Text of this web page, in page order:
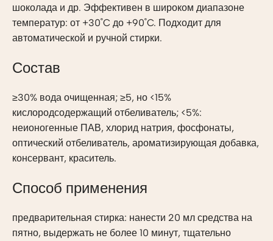
шоколада и др. Эффективен в широком диапазоне
температур: от +30˚C до +90˚C. Подходит для
автоматической и ручной стирки.
Состав
≥30% вода очищенная; ≥5, но <15%
кислородсодержащий отбеливатель; <5%:
неионогенные ПАВ, хлорид натрия, фосфонаты,
оптический отбеливатель, ароматизирующая добавка,
консервант, краситель.
Способ применения
предварительная стирка: нанести 20 мл средства на
пятно, выдержать не более 10 минут, тщательно